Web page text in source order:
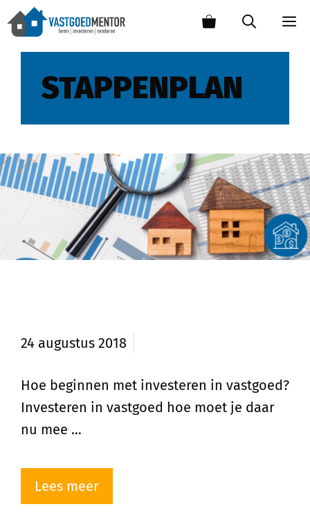
STAPPENPLAN
24 augustus 2018
Hoe beginnen met investeren in vastgoed?
Investeren in vastgoed hoe moet je daar
nu mee …
Lees meer